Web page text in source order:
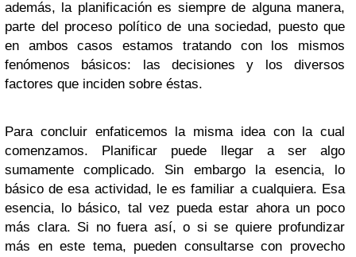
además, la planificación es siempre de alguna manera,
parte del proceso político de una sociedad, puesto que
en ambos casos estamos tratando con los mismos
fenómenos básicos: las decisiones y los diversos
factores que inciden sobre éstas.
Para concluir enfaticemos la misma idea con la cual
comenzamos. Planificar puede llegar a ser algo
sumamente complicado. Sin embargo la esencia, lo
básico de esa actividad, le es familiar a cualquiera. Esa
esencia, lo básico, tal vez pueda estar ahora un poco
más clara. Si no fuera así, o si se quiere profundizar
más en este tema, pueden consultarse con provecho